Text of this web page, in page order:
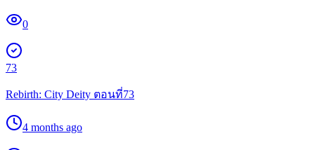
0
73
Rebirth: City Deity ตอนที่73
4 months ago